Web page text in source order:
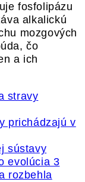
fosfolipázu
alkalickú
mozgových
čo
a ich
stravy
prichádzajú v
sústavy
evolúcia 3
rozbehla